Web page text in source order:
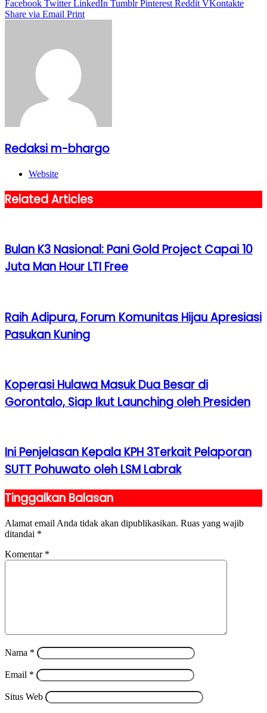
Facebook Twitter LinkedIn Tumblr Pinterest Reddit VKontakte
Share via Email Print
Redaksi m-bhargo
Website
Related Articles
Bulan K3 Nasional: Pani Gold Project Capai 10
Juta Man Hour LTI Free
Raih Adipura, Forum Komunitas Hijau Apresiasi
Pasukan Kuning
Koperasi Hulawa Masuk Dua Besar di
Gorontalo, Siap Ikut Launching oleh Presiden
Ini Penjelasan Kepala KPH 3Terkait Pelaporan
SUTT Pohuwato oleh LSM Labrak
Tinggalkan Balasan
Alamat email Anda tidak akan dipublikasikan. Ruas yang wajib
ditandai *
Komentar *
Nama *
Email *
Situs Web